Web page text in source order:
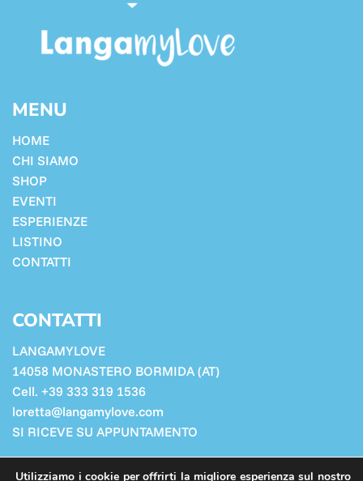
MENU
HOME
CHI SIAMO
SHOP
EVENTI
ESPERIENZE
LISTINO
CONTATTI
CONTATTI
LANGAMYLOVE
14058 MONASTERO BORMIDA (AT)
Cell. +39 333 319 1536
loretta@langamylove.com
SI RICEVE SU APPUNTAMENTO
Cookie Policy
Utilizziamo i cookie per offrirti la migliore esperienza sul nostro